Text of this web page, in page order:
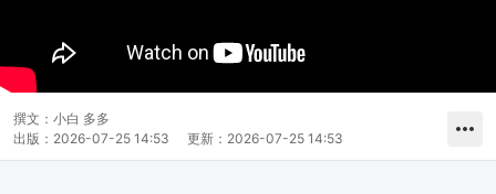
撰文： 小白 多多
出版： 2026-07-25 14:53 更新： 2026-07-25 14:53